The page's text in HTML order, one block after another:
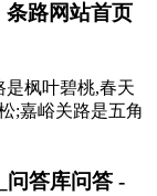
路网站首页
是枫叶碧桃,春天
;嘉峪关路是五角
问答库问答 -